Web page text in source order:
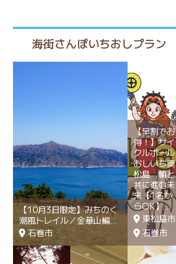
海街さんぽいちおしプラン
【10月3日限定】みちのく
潮風トレイル／金華山編
石巻市
【早割でお
得！】サイ
クルボール
おしいち奥
松島 輪と
共に進む未
来【1名か
らOK】
東松島市
石巻市